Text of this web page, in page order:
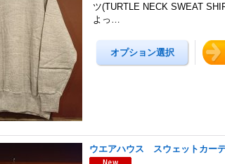
ツ(TURTLE NECK SWEAT
よっ…
ウエアハウス スウェットカー